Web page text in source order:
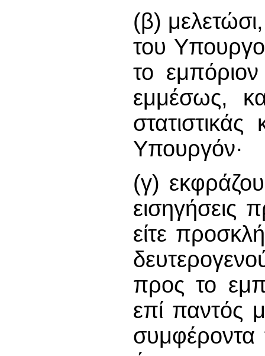
(β) μελετώσι,
του
το
εμμέσως,
Υπουργόν·
(γ)
εισηγήσεις
είτε
προς το
επί παντός
συμφέροντα